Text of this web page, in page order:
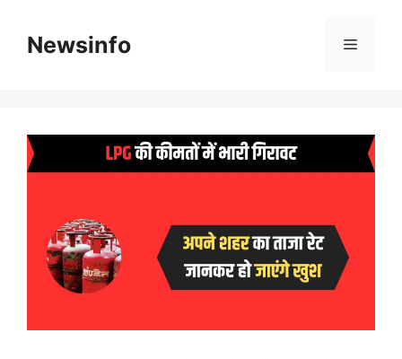
contentNewsinfo Menu